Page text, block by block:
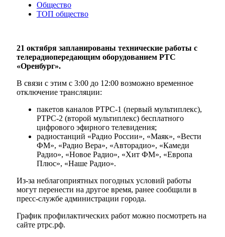
Общество
ТОП общество
21 октября запланированы технические работы с
телерадиопередающим оборудованием РТС
«Оренбург».
В связи с этим с 3:00 до 12:00 возможно временное
отключение трансляции:
пакетов каналов РТРС-1 (первый мультиплекс),
РТРС-2 (второй мультиплекс) бесплатного
цифрового эфирного телевидения;
радиостанций «Радио России», «Маяк», «Вести
ФМ», «Радио Вера», «Авторадио», «Камеди
Радио», «Новое Радио», «Хит ФМ», «Европа
Плюс», «Наше Радио».
Из-за неблагоприятных погодных условий работы
могут перенести на другое время, ранее сообщили в
пресс-службе администрации города.
График профилактических работ можно посмотреть на
сайте ртрс.рф.